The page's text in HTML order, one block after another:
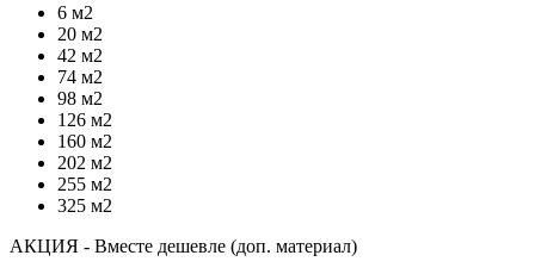
6 м2
20 м2
42 м2
74 м2
98 м2
126 м2
160 м2
202 м2
255 м2
325 м2
АКЦИЯ - Вместе дешевле (доп. материал)